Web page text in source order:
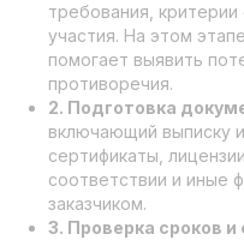
требования,
участия. На этом этапе
помогает выявить
противоречия.
2. Подготовка
включающий выписку
сертификаты,
соответствии и иные
заказчиком.
3. Проверка сроков